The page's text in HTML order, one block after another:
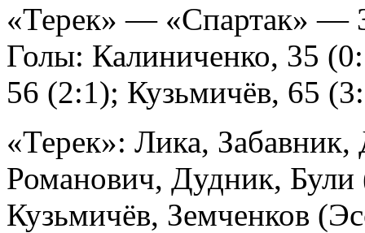
«Терек» — «Спартак» —
Голы: Калиниченко, 35
56 (2:1); Кузьмичёв, 65
«Терек»: Лика,
Романович, Дудник,
Кузьмичёв, Земченков